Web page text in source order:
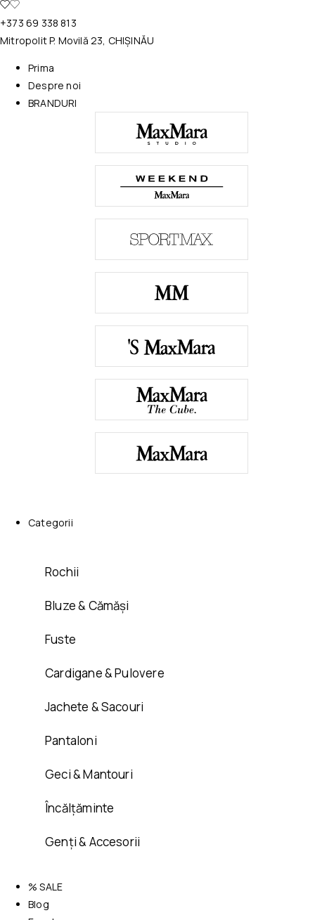
+373 69 338 813
Mitropolit P. Movilă 23, CHIȘINĂU
Prima
Despre noi
BRANDURI
Categorii
Rochii
Bluze & Cămăși
Fuste
Cardigane & Pulovere
Jachete & Sacouri
Pantaloni
Geci & Mantouri
Încălțăminte
Genți & Accesorii
% SALE
Blog